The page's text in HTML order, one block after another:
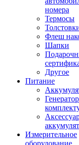
номера
Термосы
Флеш
Шапки
Другое
Питание
Измерительное
оборудование